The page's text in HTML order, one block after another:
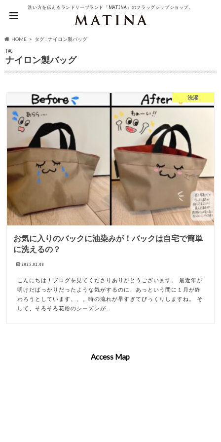
洗い方を伝えるランドリーブランド「MATINA」のフラッグシップショップ。
HOME タグ : ナイロン製バッグ
TAG
ナイロン製バッグ
洗濯
お気に入りのバックに油染みが！バックは自宅で簡単
に洗えるの？
2025.02.08
こんにちは！ブログを見てくださりありがとうございます。 最近年が
明けだばっかりだったような気がするのに、あっという間に１月が終
わろうとしています、、、時の流れが早すぎてびっくりしますね。 そ
して、そろそろ花粉のシーズンが…
Access Map